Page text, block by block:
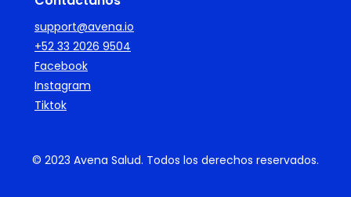
support@avena.io
+52 33 2026 9504
Facebook
Instagram
Tiktok
© 2023 Avena Salud. Todos los derechos reservados.